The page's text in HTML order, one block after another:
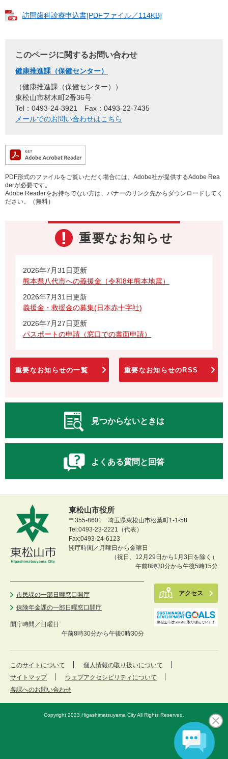
訪問歯科診療申込書[PDFファイル／114KB]
このページに関するお問い合わせ
健康推進課（保健センター）
健康推進課（保健センター）
東松山市材木町2番36号
Tel：0493-24-3921
Fax：0493-22-7435
メールでのお問い合わせはこちら
PDF形式のファイルをご覧いただく場合には、Adobe社が提供するAdobe Rea
derが必要です。
Adobe Readerをお持ちでない方は、バナーのリンク先からダウンロードしてく
ださい。（無料）
重要なお知らせ
2026年7月31日更新
熊本県八代市への義援金（令和8年熊本地震）
2026年7月31日更新
義援金・救援金の募集(日本赤十字社)
2026年7月27日更新
パスポートの申請（窓口での書面申請）
重要なお知らせの一覧 重要なお知らせのRSS
見つからないときは
よくある質問と回答
東松山市役所
〒355-8601 埼玉県東松山市松葉町1-1-58
Tel:0493-23-2221（代表）
Fax:0493-24-6123
開庁時間／月曜日から金曜日
（祝日、12月29日から1月3日を除く）
午前8時30分から午後5時15分
市民課の一部日曜窓口開庁
保険年金課の一部日曜窓口開庁
開庁時間／ 日曜日
午前8時30分から午後0時30分
アクセス
このサイトについて
個人情報の取り扱いについて
サイトマップ
ウェブアクセシビリティについて
各課へのお問い合わせ
Copyright 2023 Higashimatsuyama City All Rights Reserved.